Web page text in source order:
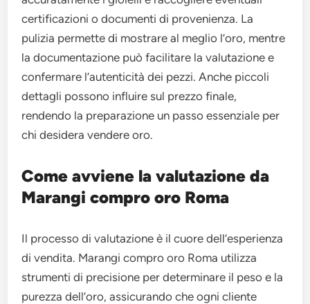
certificazioni o documenti di provenienza. La
pulizia permette di mostrare al meglio l’oro, mentre
la documentazione può facilitare la valutazione e
confermare l’autenticità dei pezzi. Anche piccoli
dettagli possono influire sul prezzo finale,
rendendo la preparazione un passo essenziale per
chi desidera vendere oro.
Come avviene la valutazione da
Marangi compro oro Roma
Il processo di valutazione è il cuore dell’esperienza
di vendita. Marangi compro oro Roma utilizza
strumenti di precisione per determinare il peso e la
purezza dell’oro, assicurando che ogni cliente